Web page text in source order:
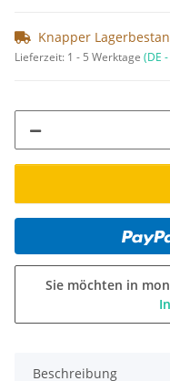
Knapper
Lieferzeit: 1 - 5 Werktage (DE
Sie möchten in
Beschreibung